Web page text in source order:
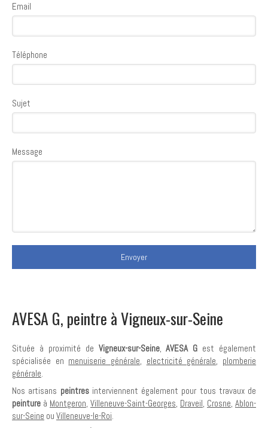
Email
Téléphone
Sujet
Message
Envoyer
AVESA G, peintre à Vigneux-sur-Seine
Située à proximité de Vigneux-sur-Seine,AVESA G est également
spécialisée en menuiserie générale, electricité générale, plomberie
générale.
Nos artisans peintresinterviennent également pour tous travaux de
peinture à Montgeron, Villeneuve-Saint-Georges, Draveil, Crosne, Ablon-
sur-Seine ou Villeneuve-le-Roi.